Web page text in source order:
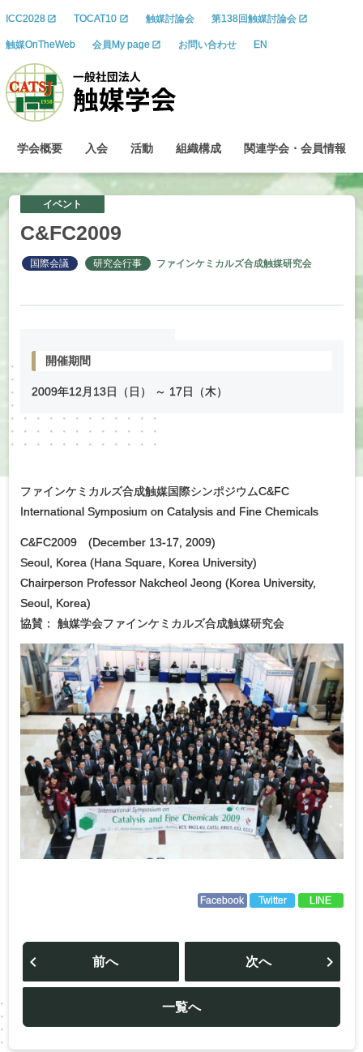
ICC2028 TOCAT10 触媒討論会 第138回触媒討論会
触媒OnTheWeb 会員My page お問い合わせ EN
学会概要 入会 活動 組織構成 関連学会 ・ 会員情報
イベント
C&FC2009
国際会議 研究会行事 ファインケミカルズ合成触媒研究会
開催期間
2009年12 月 13日（日） ～ 17日（木）
ファインケミカルズ合成触媒国際シンポジウムC&FC
International Symposium on Catalysis and Fine Chemicals
C&FC2009 (December 13-17, 2009)
Seoul, Korea (Hana Square, Korea University)
Chairperson Professor Nakcheol Jeong (Korea University,
Seoul, Korea)
協賛： 触媒学会ファインケミカルズ合成触媒研究会
Facebook Twitter LINE
投
ビ
ー
シ
ョ
前へ
一覧へ
次へ